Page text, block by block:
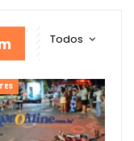
Todos